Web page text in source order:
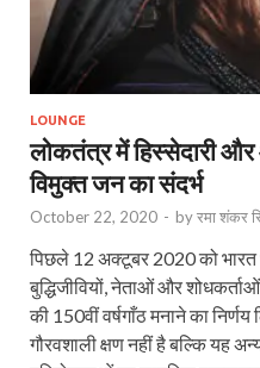
LOUNGE
लोकतंत्र में हिस्सेदारी
विमुक्त जन का संदर्भ
October 22, 2020 - byरमा शंकर
पिछले 12 अक्टूबर 2020 को
बुद्धिजीवियों, नेताओं और
की 150वीं वर्षगाँठ मनाने का
गौरवशाली क्षण नहीं है बल्कि यह